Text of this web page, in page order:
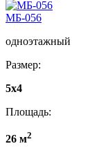
МБ-056
одноэтажный
Размер:
5x4
Площадь:
26 м2